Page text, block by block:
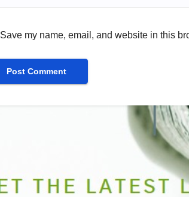
Save my name, email, and website in this